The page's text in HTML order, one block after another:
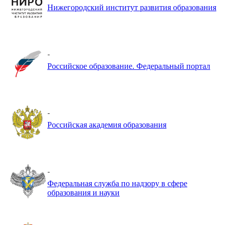
Нижегородский институт развития образования
-
Российское образование. Федеральный портал
-
Российская академия образования
-
Федеральная служба по надзору в сфере
образования и науки